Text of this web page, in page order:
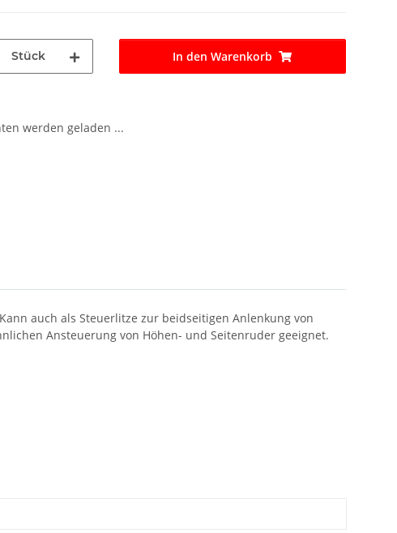
Stück In den Warenkorb
werden geladen ...
auch als Steuerlitze zur beidseitigen Anlenkung von
Ansteuerung von Höhen- und Seitenruder geeignet.